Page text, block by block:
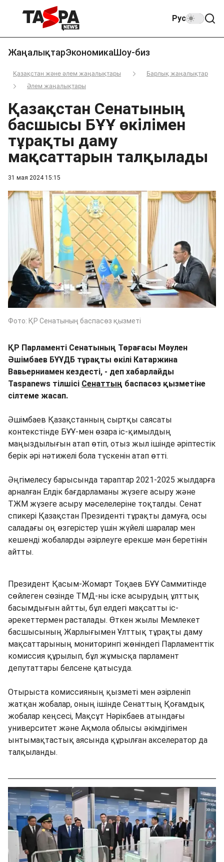
Рус
ЖаңалықтарЭкономикаШоу-биз
Қазақстан және әлем жаңалықтары
Барлық жаңалықтар
Әлем жаңалықтары
31 мая 2024 15:15
Қазақстан Сенатының
басшысы БҰҰ өкілімен
тұрақты даму
мақсаттарын талқылады
Фото: ҚР Сенатының баспасөз қызметі
ҚР Парламенті Сенатының Төрағасы Мәулен
Әшімбаев БҰҰДБ тұрақты өкілі Катаржина
Вавьерниамен кездесті, - деп хабарлайды
Taspanews тілшісі Сенаттың баспасөз қызметіне
сілтеме жасап.
Әшімбаев Қазақстанның сыртқы саясаты
контекстінде БҰҰ-мен өзара іс-қимылдың
маңыздылығын атап өтіп, отыз жыл ішінде әріптестік
берік әрі нәтижелі бола түскенін атап өтті.
Әңгімелесу барысында тараптар 2021-2025 жылдарға
арналған Елдік бағдарламаны жүзеге асыру және
ТЖМ жүзеге асыру мәселелеріне тоқталды. Сенат
спикері Қазақстан Президенті тұрақты дамуға, осы
саладағы оң өзгерістер үшін жүйелі шаралар мен
кешенді жобаларды әзірлеуге ерекше мән беретінін
айтты.
Президент Қасым-Жомарт Тоқаев БҰҰ Саммитінде
сөйлеген сөзінде ТМД-ны іске асырудың ұлттық
басымдығын айтты, бұл елдегі мақсатты іс-
әрекеттермен расталады. Өткен жылы Мемлекет
басшысының Жарлығымен Ұлттық тұрақты даму
мақсаттарының мониторингі жөніндегі Парламенттік
комиссия құрылып, бұл жұмысқа парламент
депутаттары белсене қатысуда.
Отырыста комиссияның қызметі мен әзірленіп
жатқан жобалар, оның ішінде Сенаттың Қоғамдық
жобалар кеңсесі, Мақсұт Нәрікбаев атындағы
университет және Ақмола облысы әкімдігімен
ынтымақтастық аясында құрылған акселератор да
талқыланды.